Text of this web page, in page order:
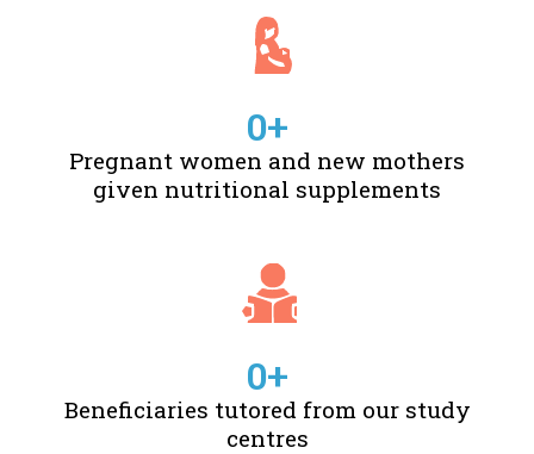
Pregnant women and new mothers
given nutritional supplements
0+
Beneficiaries tutored from our study
centres
0+